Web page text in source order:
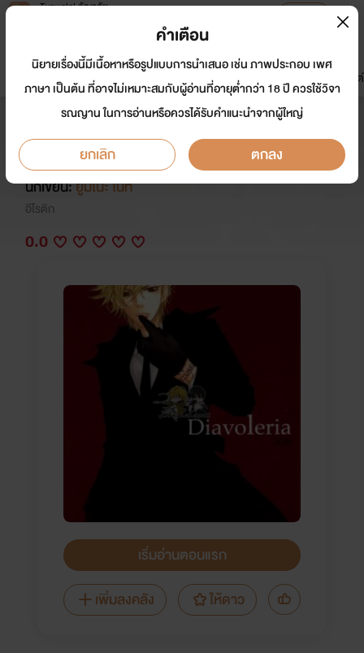
Tunwalai ธัญวลัย
หน้าแรก นิยาย อีบุ๊ก การ์ตูน
มาใหม่
ดรีมแชท ธัญลิสต์
FIC [KHR] ลิขิตรัก แวมไพร์สาวเย็น
ชากับนายบอสมาเฟีย
นักเขียน:ยูมิโนะ ไนท์
อีโรติก
0.0
เริ่มอ่านตอนแรก
เพิ่มลงคลัง
ให้ดาว
คำเตือน
นิยายเรื่องนี้มีเนื้อหาหรือรูปแบบการนำเสนอ เช่น ภาพประกอบ เพศ
ภาษา เป็นต้น ที่อาจไม่เหมาะสมกับผู้อ่านที่อายุต่ำกว่า 18 ปี ควรใช้วิจา
รณญาน ในการอ่านหรือควรได้รับคำแนะนำจากผู้ใหญ่
ยกเลิก ตกลง